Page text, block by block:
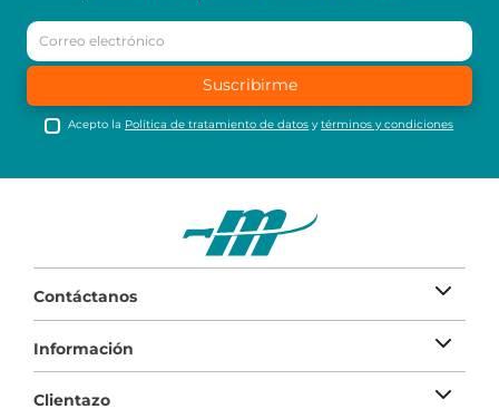
Suscribirme
Acepto la Política de tratamiento de datos ytérminos y condiciones
Contáctanos
Información
Clientazo